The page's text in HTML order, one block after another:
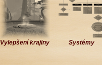
Vylepšení krajiny Systémy